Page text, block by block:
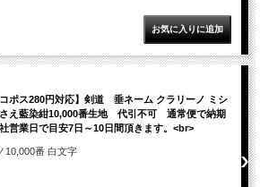
コポス280円対応】剣道 垂ネーム クラリーノ ミシ
え藍染紺10,000番生地 代引不可 通常便で納期
営業日で目安7日～10日間頂きます。<br>
番 白文字